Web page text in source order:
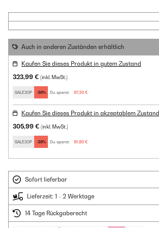
Auch in anderen Zuständen erhältlich
Kaufen Sie dieses Produkt in gutem Zustand
323,99 € (inkl. MwSt.)
SALE30P -30% Du sparst: 97,20 €
Kaufen Sie dieses Produkt in akzeptablem Zustand
305,99 € (inkl. MwSt.)
SALE30P -30% Du sparst: 91,80 €
Sofort lieferbar
Lieferzeit: 1 - 2 Werktage
14 Tage Rückgaberecht